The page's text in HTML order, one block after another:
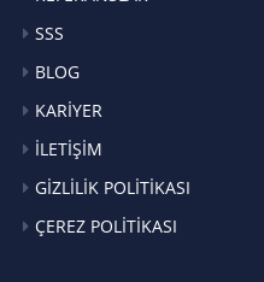
SSS
BLOG
KARİYER
İLETİŞİM
GİZLİLİK POLİTİKASI
ÇEREZ POLİTİKASI